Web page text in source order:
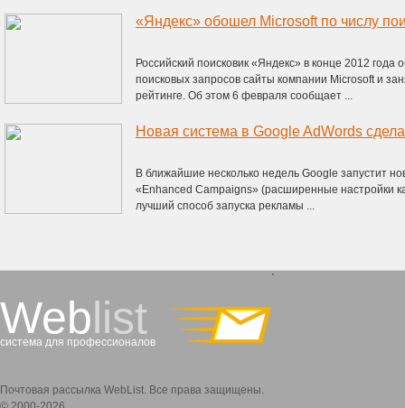
«Яндекс» обошел Microsoft по числу
Российский поисковик «Яндекс» в конце 2012
поисковых запросов сайты компании Microsoft и
рейтинге. Об этом 6 февраля сообщает ...
В ближайшие несколько недель Google запустит
«Enhanced Campaigns» (расширенные настройки
лучший способ запуска рекламы ...
Weblist
система для профессионалов
`
Почтовая рассылка WebList. Все права защищены.